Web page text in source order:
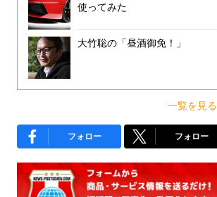
使ってみた
大竹聡の「昼酒御免！」
一覧を見る
フォロー フォロー